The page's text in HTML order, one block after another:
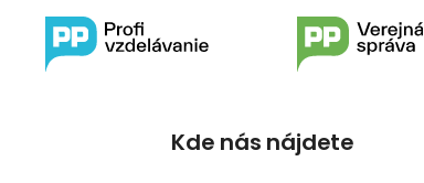
Kde nás nájdete